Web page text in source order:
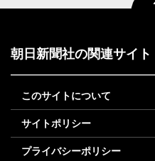
朝日新聞社の関連サイト
このサイトについて
サイトポリシー
プライバシーポリシー